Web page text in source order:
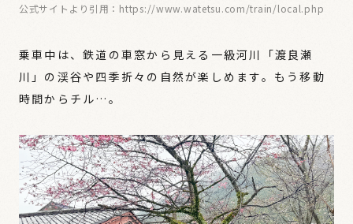
公式サイトより引用：https://www.watetsu.com/train/local.php
乗車中は、鉄道の車窓から見える一級河川「渡良瀬
川」の渓谷や四季折々の自然が楽しめます。もう移動
時間からチル…。